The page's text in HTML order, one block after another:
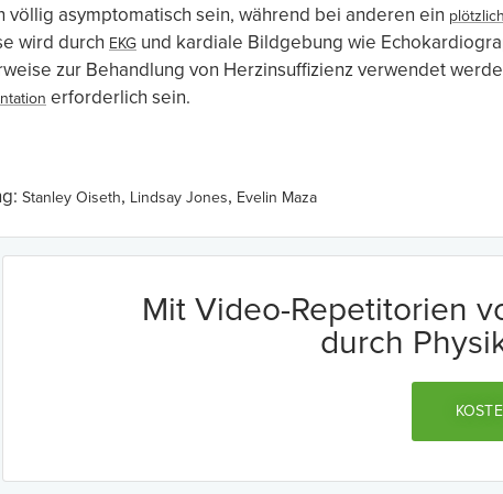
völlig asymptomatisch sein, während bei anderen ein
wird durch EKG und kardiale Bildgebung wie
zur Behandlung von Herzinsuffizienz verwendet
erforderlich sein.
Stanley Oiseth, Lindsay Jones, Evelin Maza
Mit Video-Repetitorien
durch